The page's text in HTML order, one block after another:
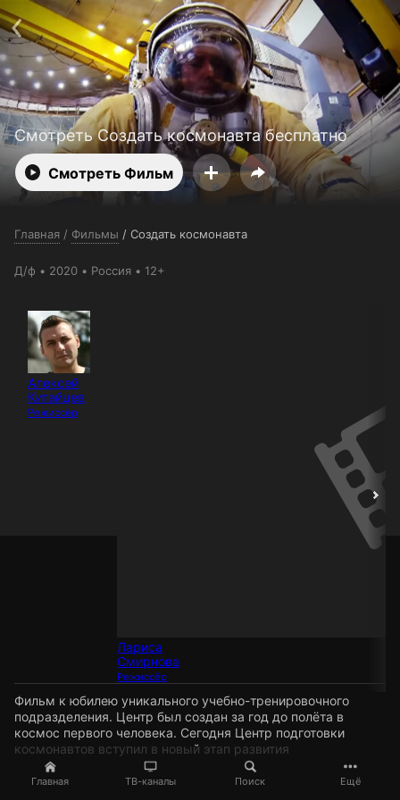
Главная ТВ-каналы Поиск Ещё
Смотреть Создать космонавта бесплатно
Смотреть Фильм
Главная / Фильмы / Создать космонавта
Д/ф 2020 Россия 12+
Алексей
Китайцев
Режиссёр
Лариса
Смирнова
Режиссёр
Фильм к юбилею уникального учебно-тренировочного
подразделения. Центр был создан за год до полёта в
космос первого человека. Сегодня Центр подготовки
космонавтов вступил в новый этап развития
Поддержка: support@24h.tv
О сервисе
Пользовательское соглашение
Политика конфиденциальности
Для партнёров
Открыть приложение
Ввести промокод
Установить на ТВ
Бесплатные каналы Контакты